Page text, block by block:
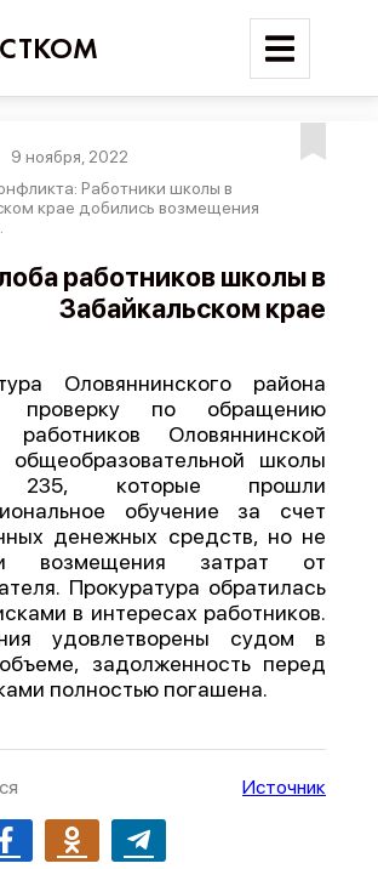
Войти
Новости
Трудовые конфликты
Отчеты
публикацию
Справочник
API
О проекте
конфиденциальности
9 ноября, 2022
Работники школы в
крае добились возмещения
работников школы в
Забайкальском крае
Оловяннинского района
проверку по обращению
работников Оловяннинской
общеобразовательной школы
которые прошли
обучение за счет
денежных средств, но не
возмещения затрат от
Прокуратура обратилась
в интересах работников.
удовлетворены судом в
задолженность перед
полностью погашена.
Источник